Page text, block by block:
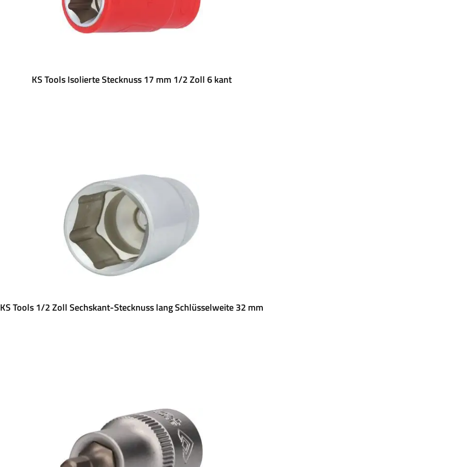
KS Tools Isolierte Stecknuss 17 mm 1/2 Zoll 6 kant
KS Tools 1/2 Zoll Sechskant-Stecknuss lang Schlüsselweite 32 mm